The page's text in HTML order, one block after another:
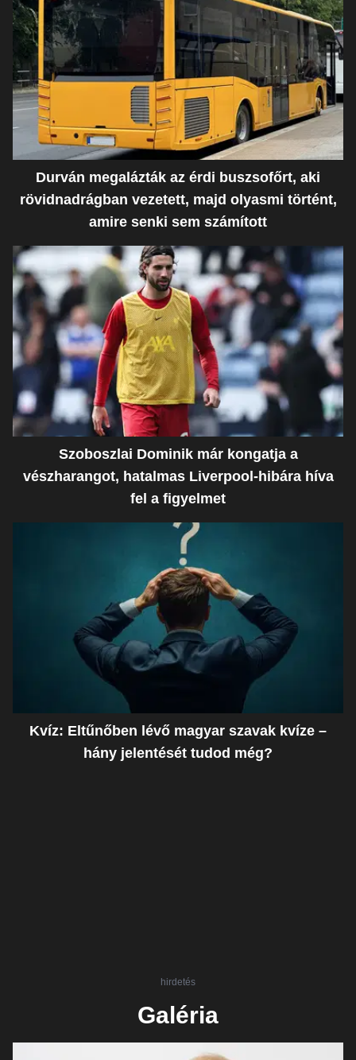
Durván megalázták az érdi buszsofőrt, aki
rövidnadrágban vezetett, majd olyasmi történt,
amire senki sem számított
Szoboszlai Dominik már kongatja a
vészharangot, hatalmas Liverpool-hibára híva
fel a figyelmet
Kvíz: Eltűnőben lévő magyar szavak kvíze –
hány jelentését tudod még?
hirdetés
Galéria